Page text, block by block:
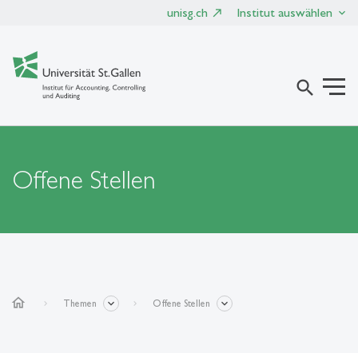
unisg.ch Institut auswählen
search
Offene Stellen
home Themen Offene Stellen